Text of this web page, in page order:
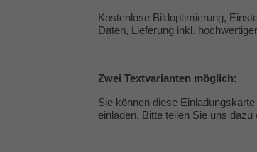
Kostenlose Bildoptimierung,
Daten, Lieferung inkl.
Zwei Textvarianten möglich:
Sie können diese
einladen. Bitte teilen Sie uns